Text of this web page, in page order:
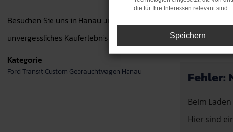
Besuchen Sie uns in Hanau und entdecken Sie unsere große
unvergessliches Kauferlebnis zu bieten.
Kategorie
Ford Transit Custom Gebrauchtwagen Hanau Fehler:
Beim
Hier sind
die für Ihre Interessen relevant sind.
Speichern